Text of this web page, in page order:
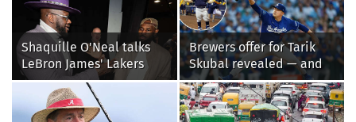
Shaquille O'Neal talks
LeBron James' Lakers
legacy, why his new 76ers
might be extremely
'dangerous'
Brewers offer for Tarik
Skubal revealed — and
it’s better than the
Dodgers